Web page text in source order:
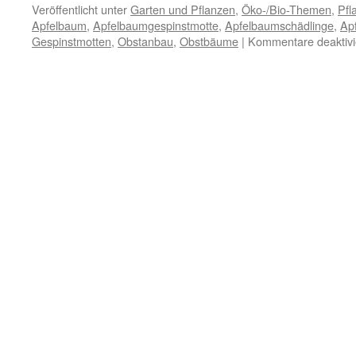
Veröffentlicht unterGarten und Pflanzen, Öko-/Bio-Themen,
Apfelbaum, Apfelbaumgespinstmotte, Apfelbaumschädlinge,
Gespinstmotten, Obstanbau, Obstbäume | Kommentare